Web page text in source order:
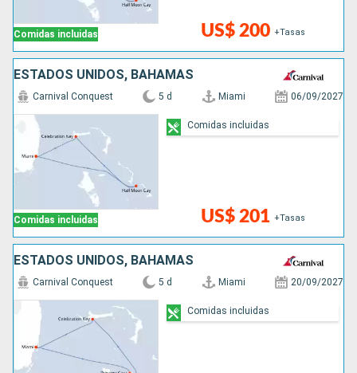
Comidas incluidas US$ 200 +Tasas
ESTADOS UNIDOS, BAHAMAS
Comidas incluidas
Carnival Conquest 5 d Miami 06/09/2027
US$ 201 +Tasas
Comidas incluidas
ESTADOS UNIDOS, BAHAMAS
Carnival Conquest 5 d Miami 20/09/2027
Comidas incluidas